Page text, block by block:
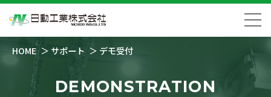
HOME サポート デモ受付
DEMONSTRATION